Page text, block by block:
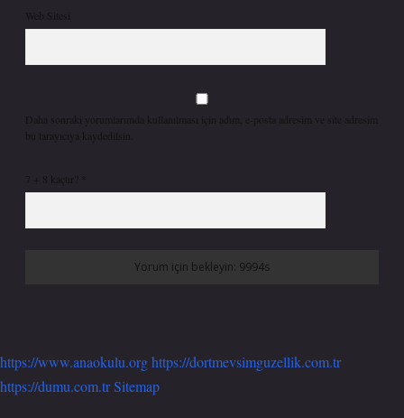
Web Sitesi
Daha sonraki yorumlarımda kullanılması için adım, e-posta adresim ve site adresim
bu tarayıcıya kaydedilsin.
7 + 8 kaçtır?
https://www.anaokulu.orghttps://dortmevsimguzellik.com.tr
https://dumu.com.trSitemap